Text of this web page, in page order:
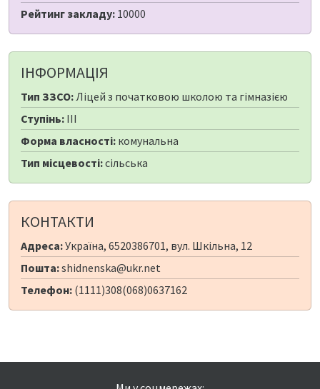
Рейтинг закладу: 10000
ІНФОРМАЦІЯ
Тип ЗЗСО:Ліцей з початковою школою та гімназією
Ступінь: III
Форма власності: комунальна
Тип місцевості:сільська
КОНТАКТИ
Адреса:Україна, 6520386701, вул. Шкільна, 12
Пошта:shidnenska@ukr.net
Телефон: (1111)308(068)0637162